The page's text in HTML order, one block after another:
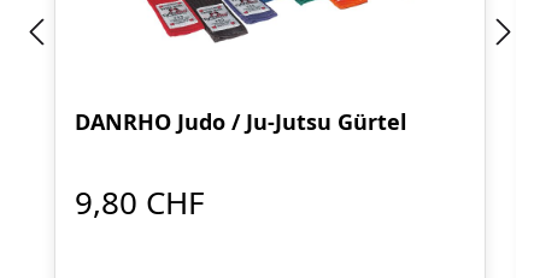
DANRHO Judo / Ju-Jutsu Gürtel
9,80 CHF